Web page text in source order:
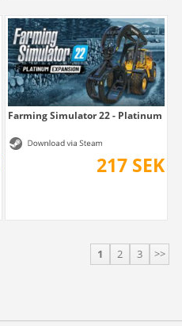
Farming Simulator 22 - Platinum
217 SEK
1 2 3 >>